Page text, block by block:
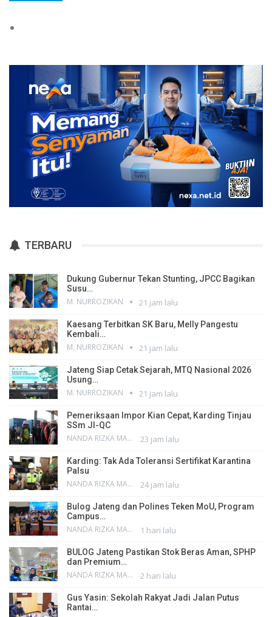
TERBARU
Dukung Gubernur Tekan Stunting, JPCC Bagikan
Susu…
M. NURROZIKAN 21 jam lalu
Kaesang Terbitkan SK Baru, Melly Pangestu
Kembali…
M. NURROZIKAN 21 jam lalu
Jateng Siap Cetak Sejarah, MTQ Nasional 2026
Usung…
M. NURROZIKAN 21 jam lalu
Pemeriksaan Impor Kian Cepat, Karding Tinjau
SSm JI-QC
NANDA RIZKA MAHENDRA 23 jam lalu
Karding: Tak Ada Toleransi Sertifikat Karantina
Palsu
NANDA RIZKA MAHENDRA 24 jam lalu
Bulog Jateng dan Polines Teken MoU, Program
Campus…
NANDA RIZKA MAHENDRA 1 hari lalu
BULOG Jateng Pastikan Stok Beras Aman, SPHP
dan Premium…
NANDA RIZKA MAHENDRA 2 hari lalu
Gus Yasin: Sekolah Rakyat Jadi Jalan Putus
Rantai…